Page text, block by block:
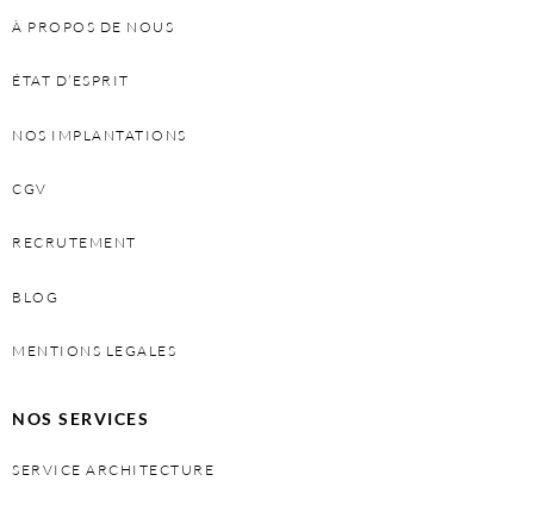
À PROPOS DE NOUS
ÉTAT D’ESPRIT
NOS IMPLANTATIONS
CGV
RECRUTEMENT
BLOG
MENTIONS LEGALES
NOS SERVICES
SERVICE ARCHITECTURE